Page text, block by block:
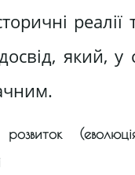
який, у